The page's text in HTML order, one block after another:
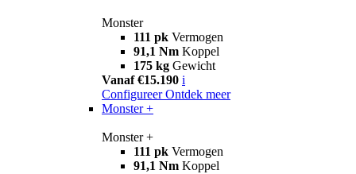
Monster
111 pk Vermogen
91,1 Nm Koppel
175 kg Gewicht
Vanaf €15.190 i
Configureer Ontdek meer
Monster +
Monster +
111 pk Vermogen
91,1 Nm Koppel